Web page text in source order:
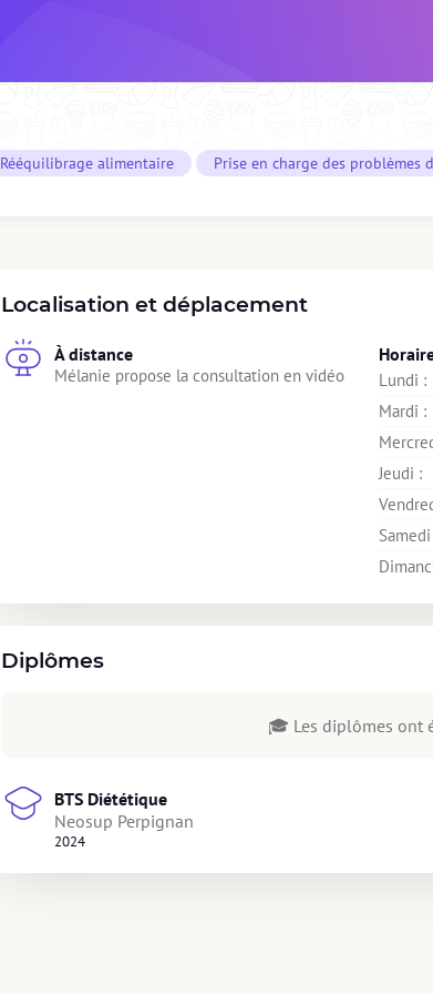
Rééquilibrage alimentaire Prise en charge des problèmes
Localisation et déplacement
À distance
Mélanie propose la consultation en vidéo Lundi :
Mardi :
Jeudi :
Diplômes
🎓 Les diplômes ont
BTS Diététique
Neosup Perpignan
2024